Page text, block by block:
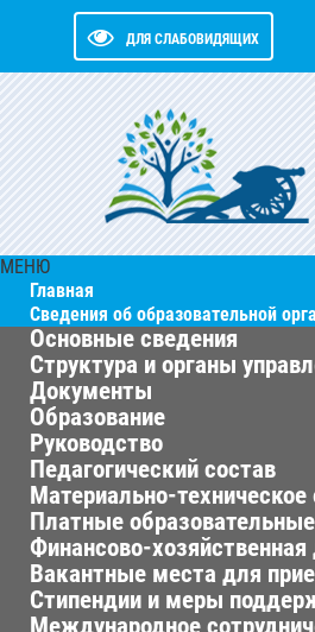
ДЛЯ СЛАБОВИДЯЩИХ
МЕНЮ
Главная
Сведения об образовательной
Основные сведения
Структура и органы
Документы
Образование
Руководство
Педагогический состав
Материально-
Платные
Финансово-хозяйственная
Вакантные места для
Стипендии и меры
Международное